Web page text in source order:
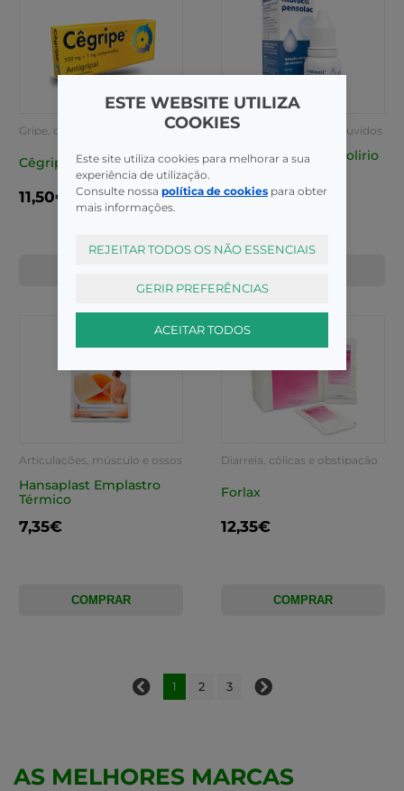
Gripe, constipação e alergia
Cêgripe
11,50€
Cuidados dos olhos e ouvidos
Hidrocil Pensolac Colirio
10,20€
Articulações, músculo e ossos
Hansaplast Emplastro
Térmico
7,35€
COMPRAR
Diarreia, cólicas e obstipação
Forlax
12,35€
COMPRAR
1 2 3
AS MELHORES MARCAS
ESTE WEBSITE UTILIZA
COOKIES
Este site utiliza cookies para melhorar a sua
experiência de utilização.
Consulte nossa política de cookies para obter
mais informações.
REJEITAR TODOS OS NÃO ESSENCIAIS
GERIR PREFERÊNCIAS
ACEITAR TODOS